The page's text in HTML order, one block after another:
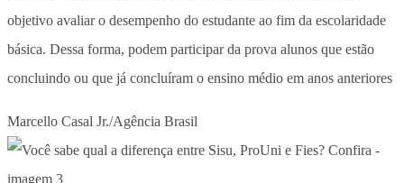
objetivo avaliar o desempenho do estudante ao fim da escolaridade
básica. Dessa forma, podem participar da prova alunos que estão
concluindo ou que já concluíram o ensino médio em anos anteriores
Marcello Casal Jr./Agência Brasil